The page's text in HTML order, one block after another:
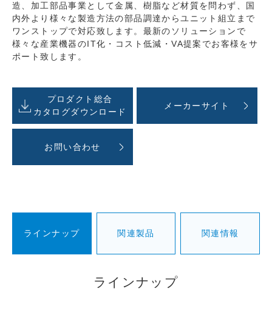
造、加工部品事業として金属、樹脂など材質を問わず、国
内外より様々な製造方法の部品調達からユニット組立まで
ワンストップで対応致します。最新のソリューションで
様々な産業機器のIT化・コスト低減・VA提案でお客様をサ
ポート致します。
プロダクト総合
カタログダウンロード
メーカーサイト
お問い合わせ
ラインナップ 関連製品 関連情報
ラインナップ